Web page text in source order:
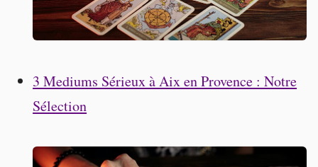
3 Mediums Sérieux à Aix en Provence : Notre
Sélection